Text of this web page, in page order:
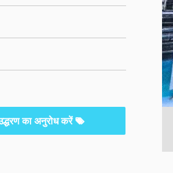
का अनुरोध करें